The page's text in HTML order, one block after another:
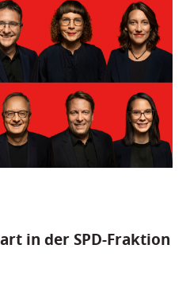
in der SPD-Fraktion